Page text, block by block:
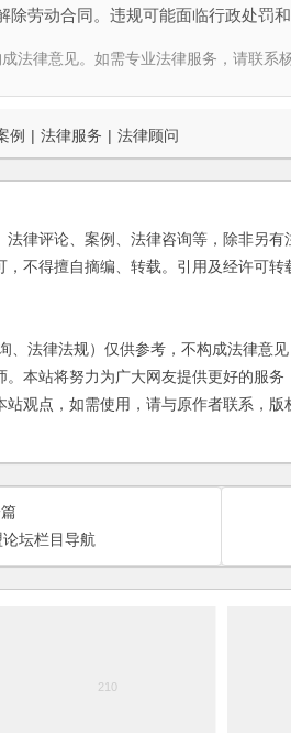
劳动合同。违规可能面临行政处罚和
法律意见。如需专业法律服务，请联
例 | 法律服务 | 法律顾问
法律评论、案例、法律咨询等，除非另
不得擅自摘编、转载。引用及经许可
律法规）仅供参考，不构成法律意见
本站将努力为广大网友提供更好的服
观点，如需使用，请与原作者联系，版
坛栏目导航